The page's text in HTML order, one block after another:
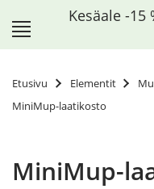
sisältöön
Etusivu Elementit
MiniMup-laatikosto
MiniMup-
Kesäale -15